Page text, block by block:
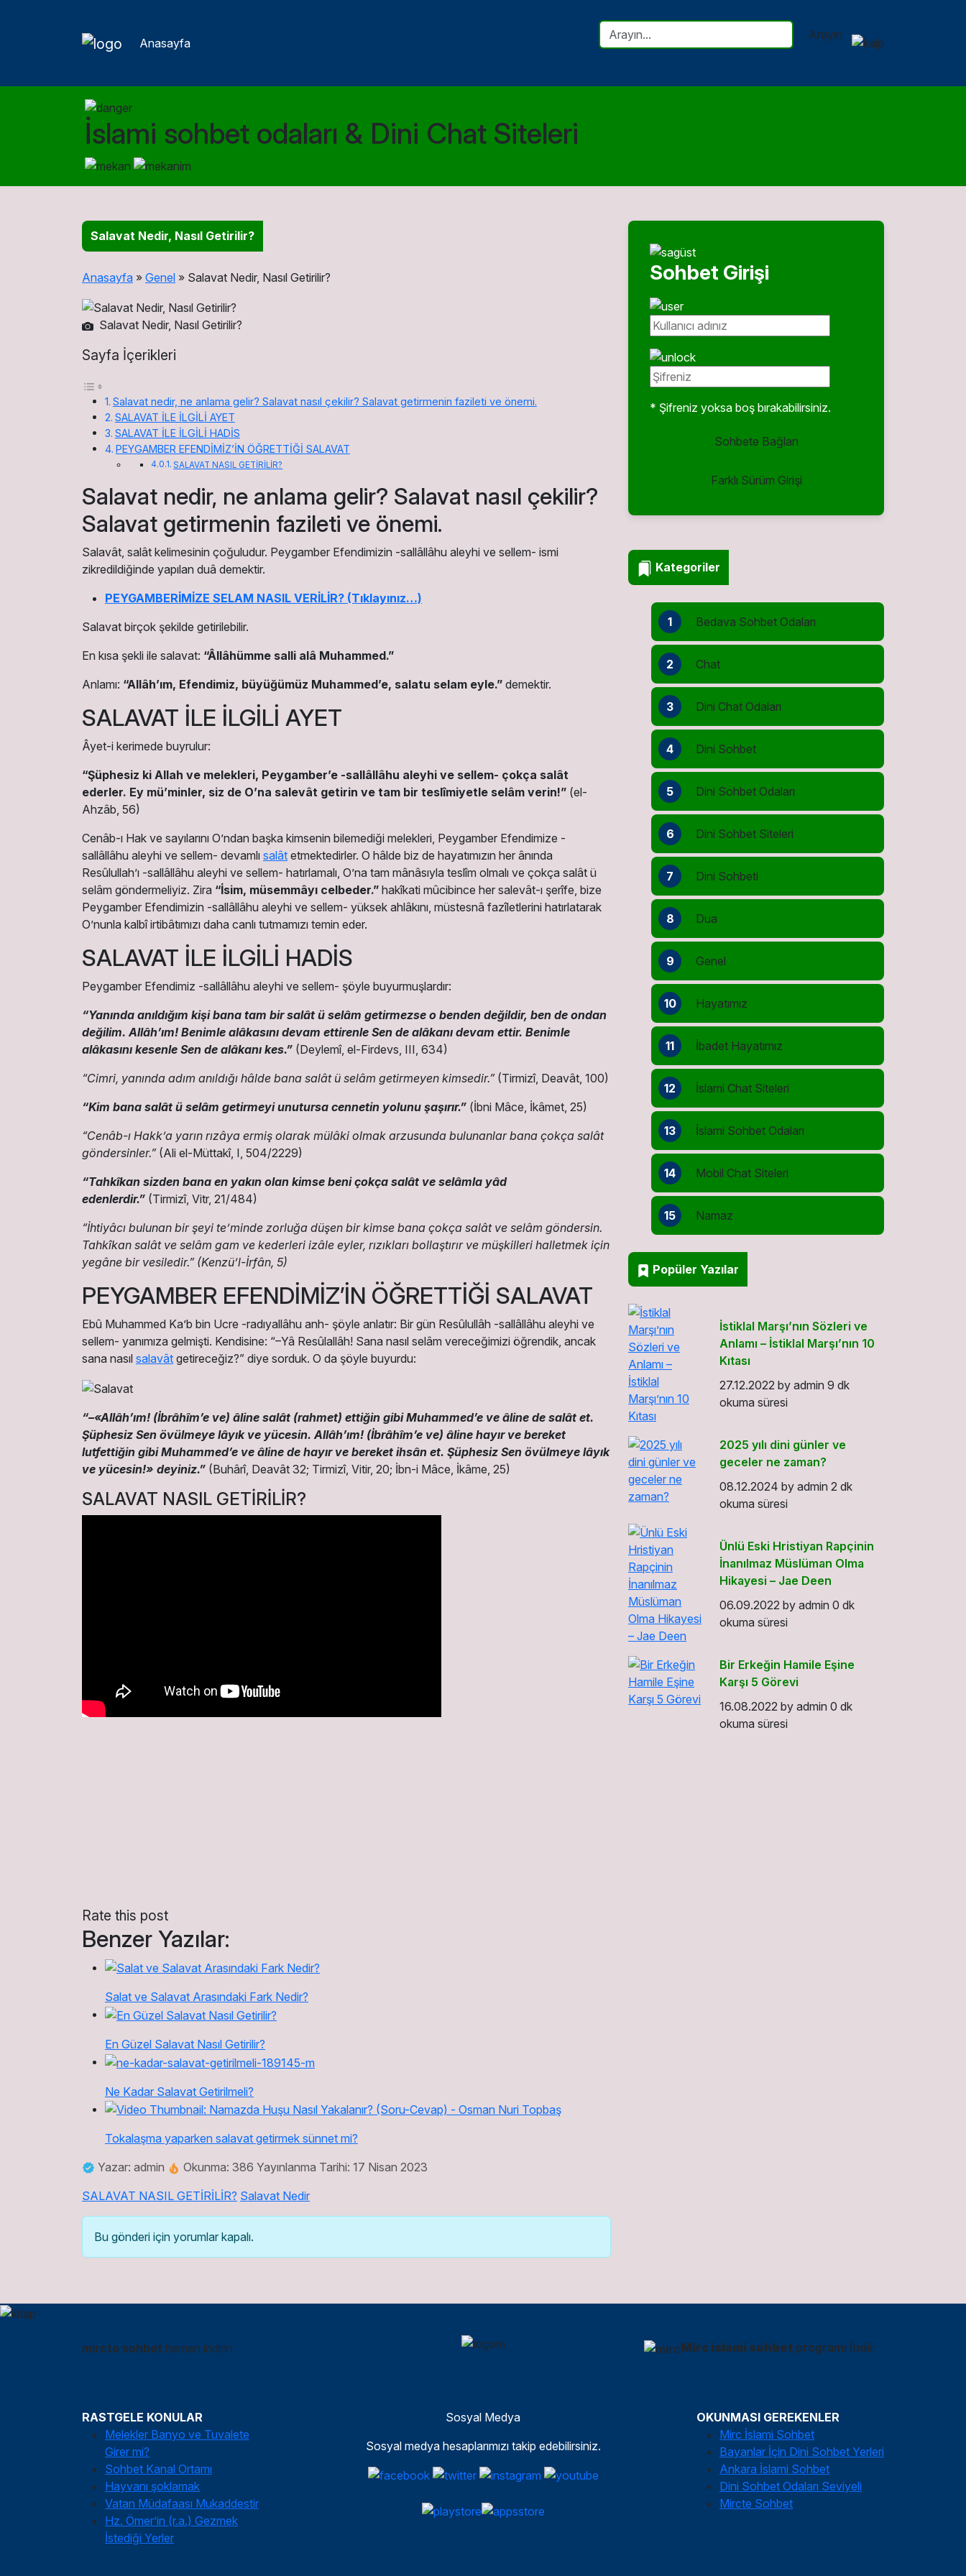
Anasayfa
Arayın
İslami sohbet odaları & Dini Chat Siteleri
Salavat Nedir, Nasıl Getirilir?
Anasayfa » Genel » Salavat Nedir, Nasıl Getirilir?
Salavat Nedir, Nasıl Getirilir?
Sayfa İçerikleri
Salavat nedir, ne anlama gelir? Salavat nasıl çekilir? Salavat getirmenin fazileti ve önemi.
SALAVAT İLE İLGİLİ AYET
SALAVAT İLE İLGİLİ HADİS
PEYGAMBER EFENDİMİZ’İN ÖĞRETTİĞİ SALAVAT
SALAVAT NASIL GETİRİLİR?
Salavat nedir, ne anlama gelir? Salavat nasıl çekilir?
Salavat getirmenin fazileti ve önemi.
Salavât, salât kelimesinin çoğuludur. Peygamber Efendimizin -sallâllâhu aleyhi ve sellem- ismi
zikredildiğinde yapılan duâ demektir.
PEYGAMBERİMİZE SELAM NASIL VERİLİR? (Tıklayınız…)
Salavat birçok şekilde getirilebilir.
En kısa şekli ile salavat: “Âllâhümme salli alâ Muhammed.”
Anlamı: “Allâh’ım, Efendimiz, büyüğümüz Muhammed’e, salatu selam eyle.” demektir.
SALAVAT İLE İLGİLİ AYET
Âyet-i kerimede buyrulur:
“Şüphesiz ki Allah ve melekleri, Peygamber’e -sallâllâhu aleyhi ve sellem- çokça salât
ederler. Ey mü’minler, siz de O’na salevât getirin ve tam bir teslîmiyetle selâm verin!” (el-
Ahzâb, 56)
Cenâb-ı Hak ve sayılarını O’ndan başka kimsenin bilemediği melekleri, Peygamber Efendimize -
sallâllâhu aleyhi ve sellem- devamlı salât etmektedirler. O hâlde biz de hayatımızın her ânında
Resûlullah’ı -sallâllâhu aleyhi ve sellem- hatırlamalı, O’na tam mânâsıyla teslîm olmalı ve çokça salât ü
selâm göndermeliyiz. Zira “İsim, müsemmâyı celbeder.” hakîkati mûcibince her salevât-ı şerîfe, bize
Peygamber Efendimizin -sallâllâhu aleyhi ve sellem- yüksek ahlâkını, müstesnâ fazîletlerini hatırlatarak
Oʼnunla kalbî irtibâtımızı daha canlı tutmamızı temin eder.
SALAVAT İLE İLGİLİ HADİS
Peygamber Efendimiz -sallâllâhu aleyhi ve sellem- şöyle buyurmuşlardır:
“Yanında anıldığım kişi bana tam bir salât ü selâm getirmezse o benden değildir, ben de ondan
değilim. Allâh’ım! Benimle alâkasını devam ettirenle Sen de alâkanı devam ettir. Benimle
alâkasını kesenle Sen de alâkanı kes.” (Deylemî, el-Firdevs, III, 634)
“Cimri, yanında adım anıldığı hâlde bana salât ü selâm getirmeyen kimsedir.”(Tirmizî, Deavât, 100)
“Kim bana salât ü selâm getirmeyi unutursa cennetin yolunu şaşırır.” (İbni Mâce, İkâmet, 25)
“Cenâb-ı Hakk’a yarın rızâya ermiş olarak mülâki olmak arzusunda bulunanlar bana çokça salât
göndersinler.”(Ali el-Müttakî, I, 504/2229)
“Tahkîkan sizden bana en yakın olan kimse beni çokça salât ve selâmla yâd
edenlerdir.” (Tirmizî, Vitr, 21/484)
“İhtiyâcı bulunan bir şeyi te’minde zorluğa düşen bir kimse bana çokça salât ve selâm göndersin.
Tahkîkan salât ve selâm gam ve kederleri izâle eyler, rızıkları bollaştırır ve müşkilleri halletmek için
yegâne bir vesiledir.” (Kenzü’l-İrfân, 5)
PEYGAMBER EFENDİMİZ’İN ÖĞRETTİĞİ SALAVAT
Ebû Muhammed Ka’b bin Ucre -radıyallâhu anh- şöyle anlatır: Bir gün Resûlullâh -sallâllâhu aleyhi ve
sellem- yanımıza gelmişti. Kendisine: “–Yâ Resûlallâh! Sana nasıl selâm vereceğimizi öğrendik, ancak
sana nasıl salavât getireceğiz?” diye sorduk. O da şöyle buyurdu:
“–«Allâh’ım! (İbrâhîm’e ve) âline salât (rahmet) ettiğin gibi Muhammed’e ve âline de salât et.
Şüphesiz Sen övülmeye lâyık ve yücesin. Allâh’ım! (İbrâhîm’e ve) âline hayır ve bereket
lutfettiğin gibi Muhammed’e ve âline de hayır ve bereket ihsân et. Şüphesiz Sen övülmeye lâyık
ve yücesin!» deyiniz.” (Buhârî, Deavât 32; Tirmizî, Vitir, 20; İbn-i Mâce, İkâme, 25)
SALAVAT NASIL GETİRİLİR?
Rate this post
Benzer Yazılar:
Salat ve Salavat Arasındaki Fark Nedir?
En Güzel Salavat Nasıl Getirilir?
Ne Kadar Salavat Getirilmeli?
Tokalaşma yaparken salavat getirmek sünnet mi?
Yazar: admin
Okunma: 386 Yayınlanma Tarihi: 17 Nisan 2023
SALAVAT NASIL GETİRİLİR? Salavat Nedir
Bu gönderi için yorumlar kapalı.
Sohbet Girişi
* Şifreniz yoksa boş bırakabilirsiniz.
Sohbete Bağlan
Farklı Sürüm Girişi
Kategoriler
1 Bedava Sohbet Odaları
2 Chat
3 Dini Chat Odaları
4 Dini Sohbet
5 Dini Sohbet Odaları
6 Dini Sohbet Siteleri
7 Dini Sohbeti
8 Dua
9 Genel
10 Hayatımız
11 İbadet Hayatımız
12 İslami Chat Siteleri
13 İslami Sohbet Odaları
14 Mobil Chat Siteleri
15 Namaz
Popüler Yazılar
İstiklal Marşı’nın Sözleri ve
Anlamı – İstiklal Marşı’nın 10
Kıtası
27.12.2022 by admin 9 dk
okuma süresi
2025 yılı dini günler ve
geceler ne zaman?
08.12.2024 by admin 2 dk
okuma süresi
Ünlü Eski Hristiyan Rapçinin
İnanılmaz Müslüman Olma
Hikayesi – Jae Deen
06.09.2022 by admin 0 dk
okuma süresi
Bir Erkeğin Hamile Eşine
Karşı 5 Görevi
16.08.2022 by admin 0 dk
okuma süresi
mircte sohbet hemen indirin Mirc islami sohbet programı İndir
RASTGELE KONULAR
Melekler Banyo ve Tuvalete
Girer mi?
Sohbet Kanal Ortamı
Hayvanı şoklamak
Vatan Müdafaası Mukaddestir
Hz. Ömer’in (r.a.) Gezmek
İstediği Yerler
Sosyal Medya
Sosyal medya hesaplarımızı takip edebilirsiniz.
OKUNMASI GEREKENLER
Mirc İslami Sohbet
Bayanlar İçin Dini Sohbet Yerleri
Ankara İslami Sohbet
Dini Sohbet Odaları Seviyeli
Mircte Sohbet